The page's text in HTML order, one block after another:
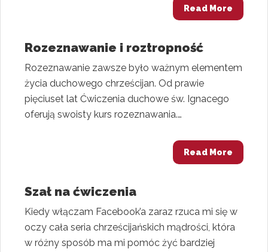
Read More
Rozeznawanie i roztropność
Rozeznawanie zawsze było ważnym elementem
życia duchowego chrześcijan. Od prawie
pięciuset lat Ćwiczenia duchowe św. Ignacego
oferują swoisty kurs rozeznawania.…
Read More
Szał na ćwiczenia
Kiedy włączam Facebook’a zaraz rzuca mi się w
oczy cała seria chrześcijańskich mądrości, która
w różny sposób ma mi pomóc żyć bardziej